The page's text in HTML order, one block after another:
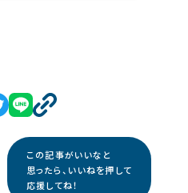
この記事がいいなと
思ったら、いいねを押して
応援してね！